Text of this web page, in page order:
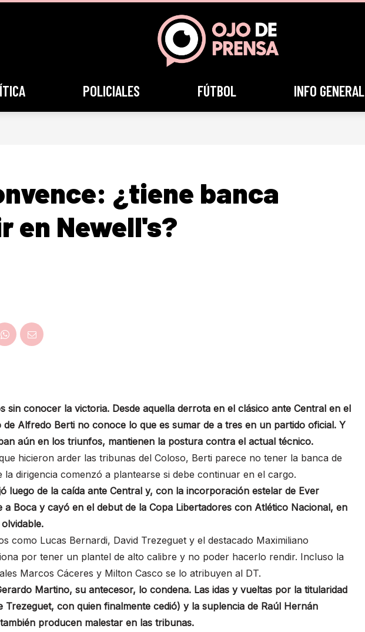
POLICIALES FÚTBOL INFO GENERAL
¿tiene banca
en Newell's?
sin conocer la victoria. Desde aquella derrota en el clásico ante Central en el
Alfredo Berti no conoce lo que es sumar de a tres en un partido oficial. Y
aún en los triunfos, mantienen la postura contra el actual técnico.
hicieron arder las tribunas del Coloso, Berti parece no tener la banca de
dirigencia comenzó a plantearse si debe continuar en el cargo.
luego de la caída ante Central y, con la incorporación estelar de Ever
a Boca y cayó en el debut de la Copa Libertadores con Atlético Nacional, en
como Lucas Bernardi, David Trezeguet y el destacado Maximiliano
por tener un plantel de alto calibre y no poder hacerlo rendir. Incluso la
Marcos Cáceres y Milton Casco se lo atribuyen al DT.
Martino, su antecesor, lo condena. Las idas y vueltas por la titularidad
Trezeguet, con quien finalmente cedió) y la suplencia de Raúl Hernán
producen malestar en las tribunas.